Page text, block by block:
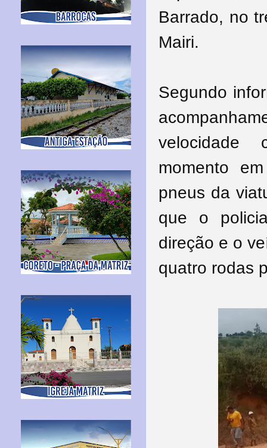
Barrado, no
Mairi.
Segundo
velocidade
momento
pneus da
que o
direção e o
quatro rodas